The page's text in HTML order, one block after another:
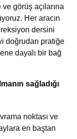
görüş açılarına
Her aracın
dersini
doğrudan pratiğe
dayalı bir bağ
sağladığı
noktası ve
en baştan